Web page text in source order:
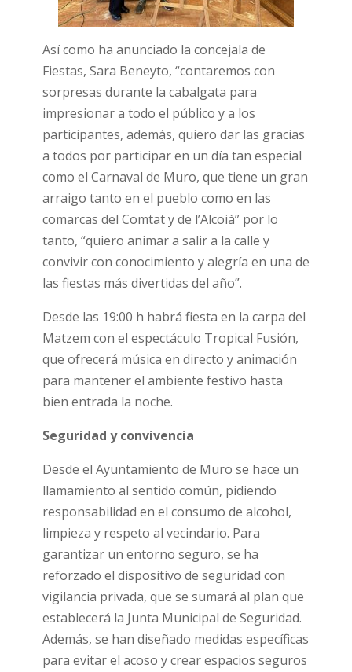
Así como ha anunciado la concejala de
Fiestas, Sara Beneyto, “contaremos con
sorpresas durante la cabalgata para
impresionar a todo el público y a los
participantes, además, quiero dar las gracias
a todos por participar en un día tan especial
como el Carnaval de Muro, que tiene un gran
arraigo tanto en el pueblo como en las
comarcas del Comtat y de l’Alcoià” por lo
tanto, “quiero animar a salir a la calle y
convivir con conocimiento y alegría en una de
las fiestas más divertidas del año”.
Desde las 19:00 h habrá fiesta en la carpa del
Matzem con el espectáculo Tropical Fusión,
que ofrecerá música en directo y animación
para mantener el ambiente festivo hasta
bien entrada la noche.
Seguridad y convivencia
Desde el Ayuntamiento de Muro se hace un
llamamiento al sentido común, pidiendo
responsabilidad en el consumo de alcohol,
limpieza y respeto al vecindario. Para
garantizar un entorno seguro, se ha
reforzado el dispositivo de seguridad con
vigilancia privada, que se sumará al plan que
establecerá la Junta Municipal de Seguridad.
Además, se han diseñado medidas específicas
para evitar el acoso y crear espacios seguros